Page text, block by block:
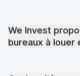
Limbourg varient
la demande locale.
les offres
We Invest
bureaux à louer
Limbourg qui